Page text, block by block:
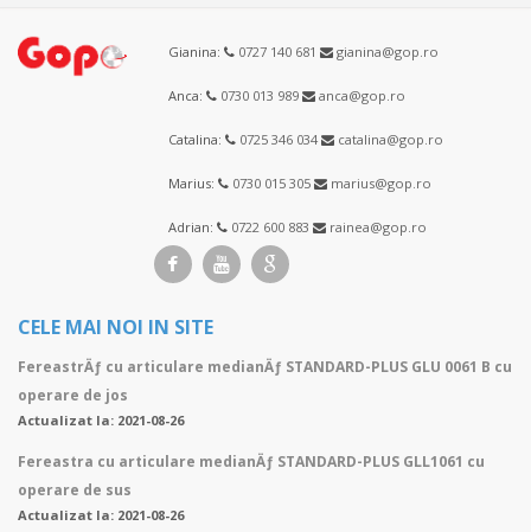
Gianina: 0727 140 681 gianina@gop.ro
Anca: 0730 013 989 anca@gop.ro
Catalina: 0725 346 034 catalina@gop.ro
Marius: 0730 015 305 marius@gop.ro
Adrian: 0722 600 883 rainea@gop.ro
CELE MAI NOI IN SITE
FereastrÄƒ cu articulare medianÄƒ STANDARD-PLUS GLU 0061 B cu
operare de jos
Actualizat la: 2021-08-26
Fereastra cu articulare medianÄƒ STANDARD-PLUS GLL1061 cu
operare de sus
Actualizat la: 2021-08-26